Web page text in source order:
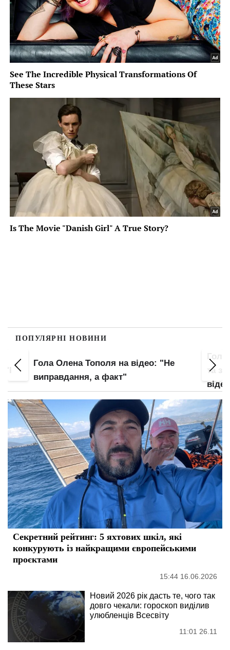
ПОПУЛЯРНІ НОВИНИ
та зону бікіні крупним планом: злив
відео – початок
Оля
Секретний рейтинг: 5 яхтових шкіл, які
конкурують із найкращими європейськими
проєктами
15:44 16.06.2026
Новий 2026 рік дасть те, чого так
довго чекали: гороскоп виділив
улюбленців Всесвіту
11:01 26.11